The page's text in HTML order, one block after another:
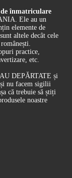
înmatriculare
Ele au un
elemente de
altele decât cele
practice,
etc.
DEPĂRTATE și
nu facem sigilii
că trebuie să știți
noastre